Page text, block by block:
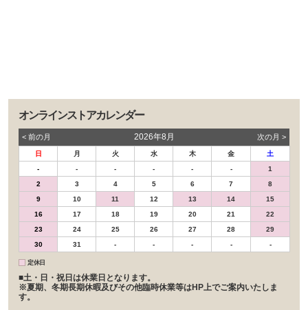
オンラインストアカレンダー
< 前の⽉ 2026年8月 次の⽉ >
日 月 火 水 木 金
土
-
- - - - -
1
2
3 4 5 6 7
8
9
10 11 12 13 14
15
16
17 18 19 20 21
22
23
24 25 26 27 28
29
30
31 - - - - -
定休日
■土・日・祝日は休業日となります。
※夏期、冬期長期休暇及びその他臨時休業等はHP上でご案内いたしま
す。